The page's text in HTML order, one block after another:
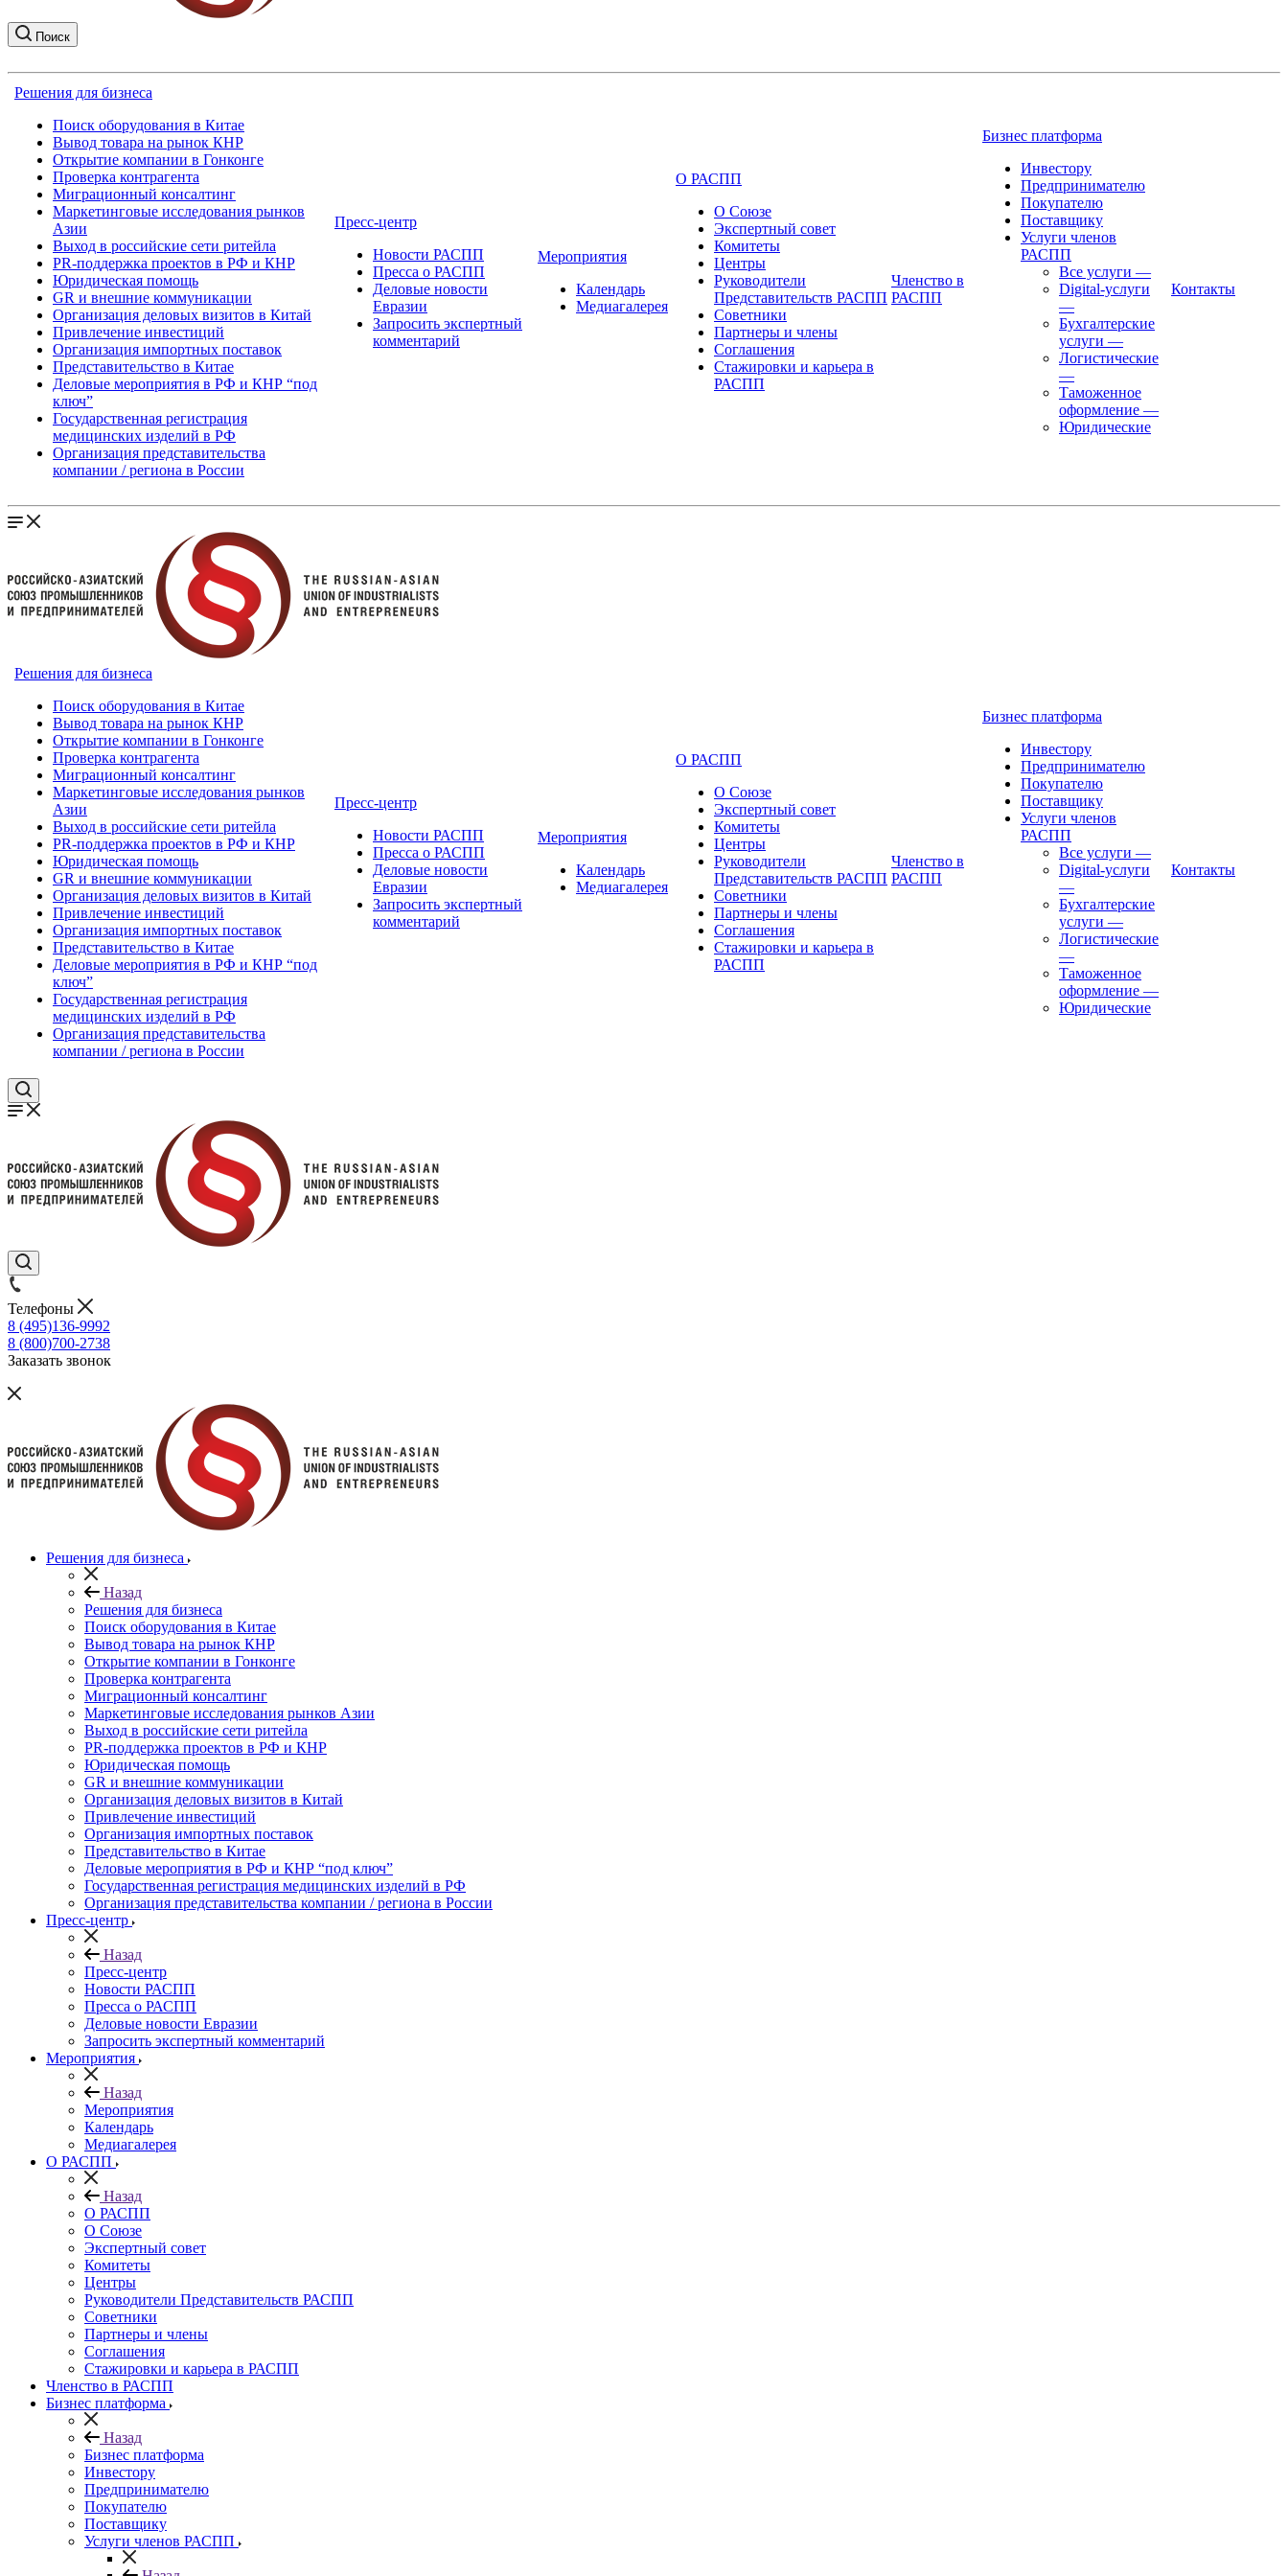
Поиск
Решения для бизнеса
Поиск оборудования в Китае
Вывод товара на рынок КНР
Открытие компании в Гонконге
Проверка контрагента
Миграционный консалтинг
Маркетинговые исследования рынков
Азии
Выход в российские сети ритейла
PR-поддержка проектов в РФ и КНР
Юридическая помощь
GR и внешние коммуникации
Организация деловых визитов в Китай
Привлечение инвестиций
Организация импортных поставок
Представительство в Китае
Деловые мероприятия в РФ и КНР “под
ключ”
Государственная регистрация
медицинских изделий в РФ
Организация представительства
компании / региона в России
Пресс-центр
Новости РАСПП
Пресса о РАСПП
Деловые новости
Евразии
Запросить экспертный
комментарий
Мероприятия
Календарь
Медиагалерея
О РАСПП
О Союзе
Экспертный совет
Комитеты
Центры
Руководители
Представительств РАСПП
Советники
Партнеры и члены
Соглашения
Стажировки и карьера в
РАСПП
Членство в
РАСПП
Бизнес платформа
Инвестору
Предпринимателю
Покупателю
Поставщику
Услуги членов
РАСПП
Все услуги —
Digital-услуги
—
Бухгалтерские
услуги —
Логистические
—
Таможенное
оформление —
Юридические
Контакты
Решения для бизнеса
Поиск оборудования в Китае
Вывод товара на рынок КНР
Открытие компании в Гонконге
Проверка контрагента
Миграционный консалтинг
Маркетинговые исследования рынков
Азии
Выход в российские сети ритейла
PR-поддержка проектов в РФ и КНР
Юридическая помощь
GR и внешние коммуникации
Организация деловых визитов в Китай
Привлечение инвестиций
Организация импортных поставок
Представительство в Китае
Деловые мероприятия в РФ и КНР “под
ключ”
Государственная регистрация
медицинских изделий в РФ
Организация представительства
компании / региона в России
Пресс-центр
Новости РАСПП
Пресса о РАСПП
Деловые новости
Евразии
Запросить экспертный
комментарий
Мероприятия
Календарь
Медиагалерея
О РАСПП
О Союзе
Экспертный совет
Комитеты
Центры
Руководители
Представительств РАСПП
Советники
Партнеры и члены
Соглашения
Стажировки и карьера в
РАСПП
Членство в
РАСПП
Бизнес платформа
Инвестору
Предпринимателю
Покупателю
Поставщику
Услуги членов
РАСПП
Все услуги —
Digital-услуги
—
Бухгалтерские
услуги —
Логистические
—
Таможенное
оформление —
Юридические
Контакты
Телефоны
8 (495)136-9992
8 (800)700-2738
Заказать звонок
Решения для бизнеса
Назад
Решения для бизнеса
Поиск оборудования в Китае
Вывод товара на рынок КНР
Открытие компании в Гонконге
Проверка контрагента
Миграционный консалтинг
Маркетинговые исследования рынков Азии
Выход в российские сети ритейла
PR-поддержка проектов в РФ и КНР
Юридическая помощь
GR и внешние коммуникации
Организация деловых визитов в Китай
Привлечение инвестиций
Организация импортных поставок
Представительство в Китае
Деловые мероприятия в РФ и КНР “под ключ”
Государственная регистрация медицинских изделий в РФ
Организация представительства компании / региона в России
Пресс-центр
Назад
Пресс-центр
Новости РАСПП
Пресса о РАСПП
Деловые новости Евразии
Запросить экспертный комментарий
Мероприятия
Назад
Мероприятия
Календарь
Медиагалерея
О РАСПП
Назад
О РАСПП
О Союзе
Экспертный совет
Комитеты
Центры
Руководители Представительств РАСПП
Советники
Партнеры и члены
Соглашения
Стажировки и карьера в РАСПП
Членство в РАСПП
Бизнес платформа
Назад
Бизнес платформа
Инвестору
Предпринимателю
Покупателю
Поставщику
Услуги членов РАСПП